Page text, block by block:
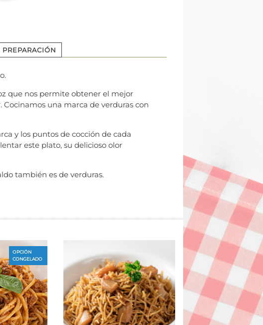
que nos permite obtener el mejor
una marca de verduras con
y los puntos de cocción de cada
este plato, su delicioso olor
también es de verduras.
OPCIÓN
CONGELADO